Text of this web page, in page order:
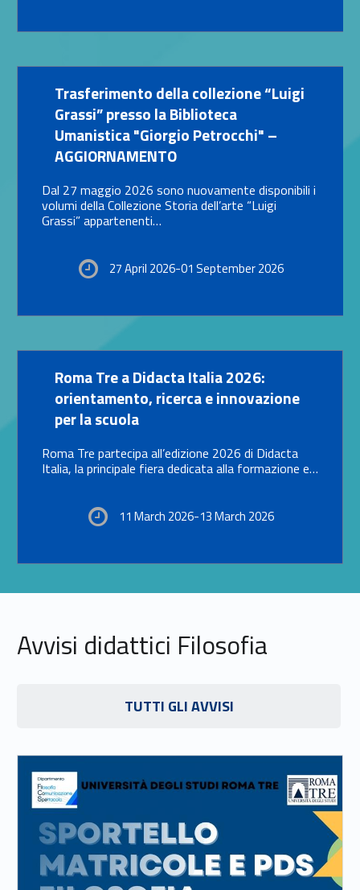
Trasferimento della collezione “Luigi
Grassi” presso la Biblioteca
Umanistica "Giorgio Petrocchi" –
AGGIORNAMENTO
Dal 27 maggio 2026 sono nuovamente disponibili i
volumi della Collezione Storia dell’arte “Luigi
Grassi” appartenenti…
27 April 2026-01 September 2026
Link identifier #identifier__154691-14
Roma Tre a Didacta Italia 2026:
orientamento, ricerca e innovazione
per la scuola
Roma Tre partecipa all’edizione 2026 di Didacta
Italia, la principale fiera dedicata alla formazione e…
11 March 2026-13 March 2026
Avvisi didattici Filosofia
TUTTI GLI AVVISI
Link identifier #identifier__95457-16